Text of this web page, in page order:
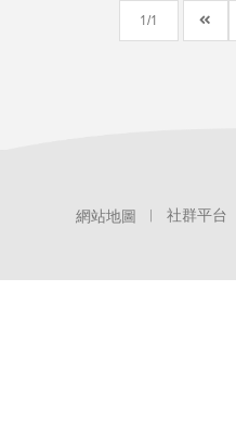
1 1
網站地圖 社群平台